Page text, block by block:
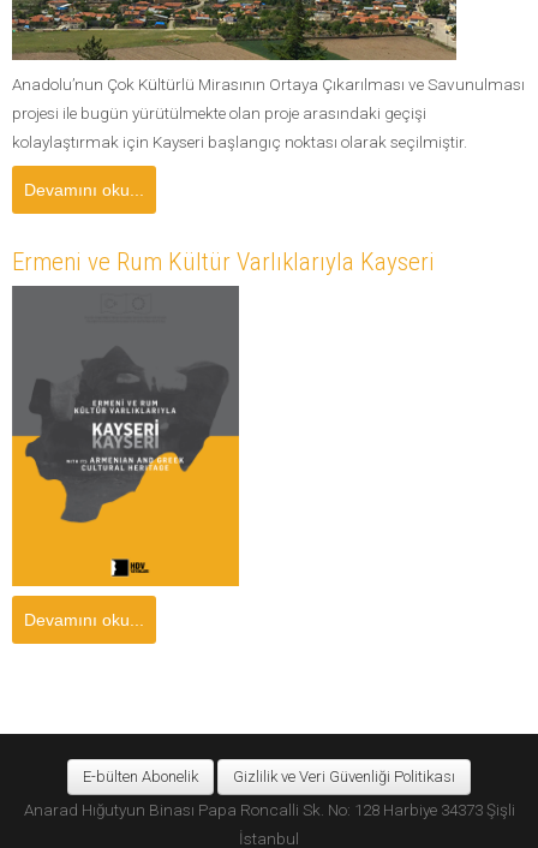
Anadolu’nun Çok Kültürlü Mirasının Ortaya Çıkarılması ve Savunulması
projesi ile bugün yürütülmekte olan proje arasındaki geçişi
kolaylaştırmak için Kayseri başlangıç noktası olarak seçilmiştir.
Devamını oku...
Ermeni ve Rum Kültür Varlıklarıyla Kayseri
Devamını oku...
E-bülten Abonelik Gizlilik ve Veri Güvenliği Politikası
Anarad Hığutyun Binası Papa Roncalli Sk. No: 128 Harbiye 34373 Şişli
İstanbul